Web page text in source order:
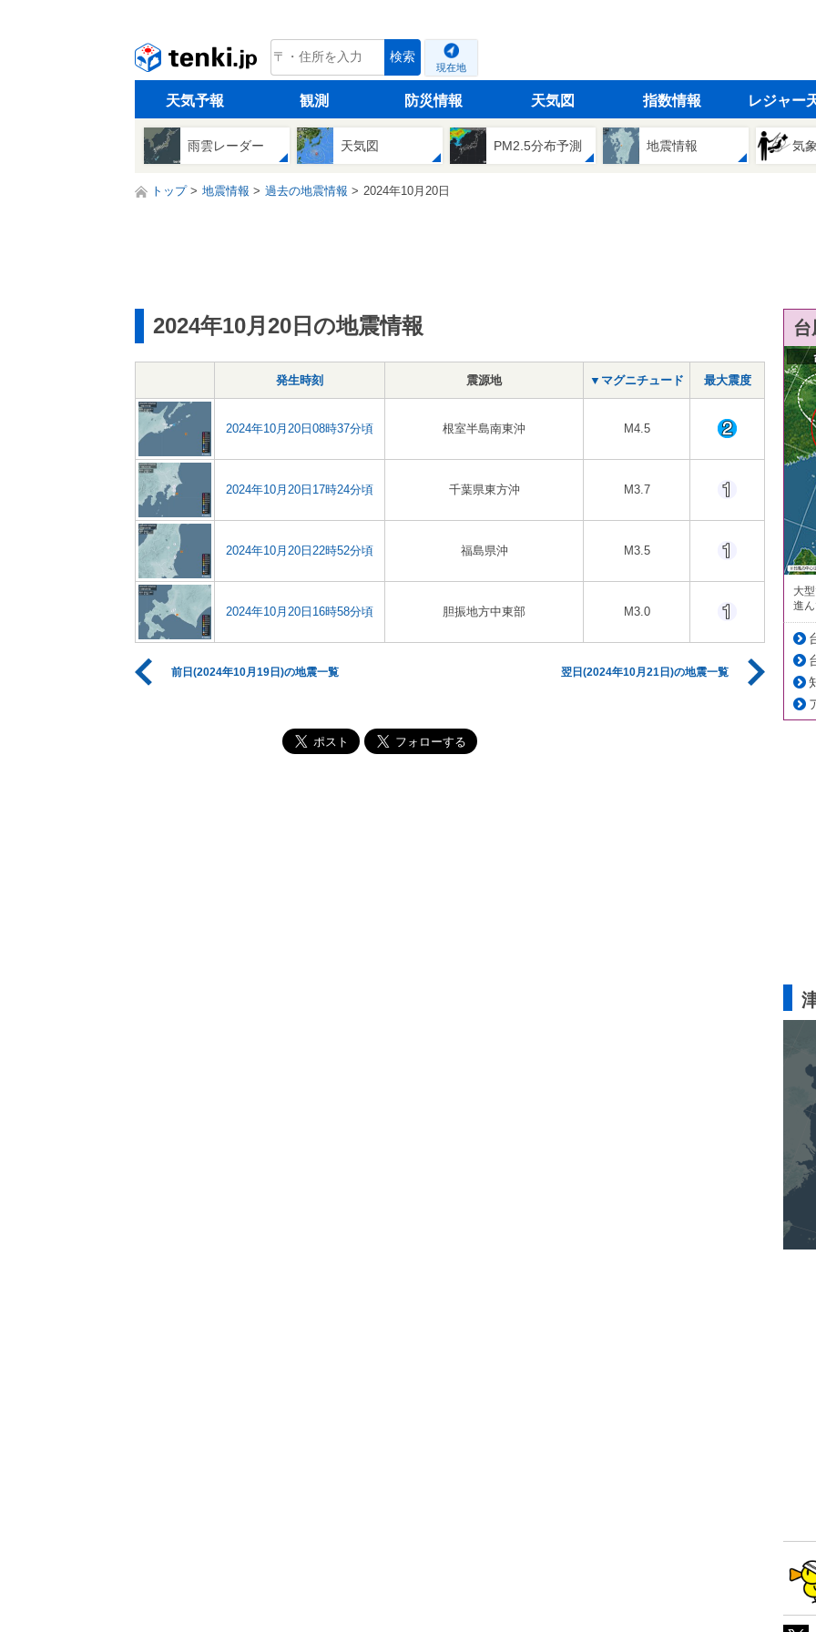
tenki.jp 検索
現在地
天気予報 観測 防災情報 天気図 指数情報 レジャー
雨雲レーダー 天気図 PM2.5分布予測 地震情報 気
トップ 地震情報 過去の地震情報 2024年10月20日
2024年10月20日の地震情報
発生時刻 震源地 ▼マグニチュード 最大震度
2024年10月20日08時37分頃 根室半島南東沖 M4.5
2024年10月20日17時24分頃 千葉県東方沖 M3.7
2024年10月20日22時52分頃 福島県沖 M3.5
2024年10月20日16時58分頃 胆振地方中東部 M3.0
前日(2024年10月19日)の地震一覧 翌日(2024年10月21日)の地震一覧
大
進